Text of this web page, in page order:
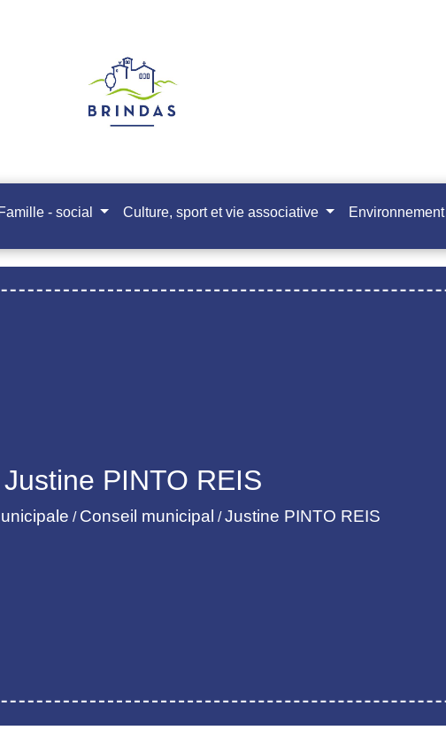
Famille - social Culture, sport et vie associative Environnement
Justine PINTO REIS
/ Conseil municipal /Justine PINTO REIS